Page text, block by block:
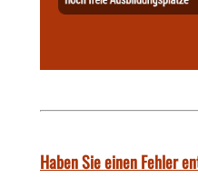
Haben Sie einen Fehler